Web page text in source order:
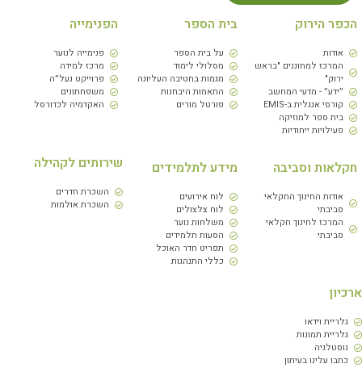
הכפר הירוק
אודות
המרכז למחוננים "בראש
ירוק"
״ידע״ - מדעי המחשב
קורסי אנגלית ב-EMIS
בית ספר למוזיקה
פעילויות ייחודיות
בית הספר
על בית הספר
מסלולי לימוד
מגמות בחטיבה העליונה
התאמות היבחנות
פורטל מורים
הפנימייה
פנימייה לנוער
מרכז למידה
פרוייקט נעל״ה
משפחתונים
האקדמיה לכדורסל
חקלאות וסביבה
אודות החינוך החקלאי
סביבתי
המרכז לחינוך חקלאי
סביבתי
מידע לתלמידים
לוח אירועים
לוח צלצולים
משלחות נוער
הסעות תלמידים
תפריט חדר האוכל
כללי התנהגות
שירותים לקהילה
השכרת חדרים
השכרת אולמות
גלריית וידאו
גלריית תמונות
נוסטלגיה
כתבו עלינו בעיתון